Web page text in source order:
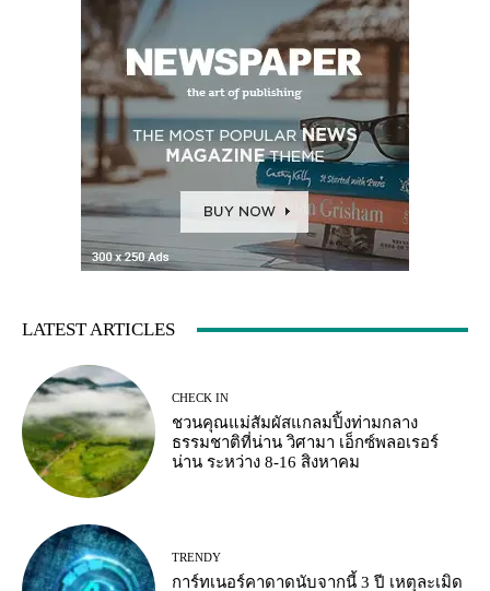
LATEST ARTICLES
CHECK IN
ชวนคุณแม่สัมผัสแกลมปิ้งท่ามกลาง
ธรรมชาติที่น่าน วิศามา เอ็กซ์พลอเรอร์
น่าน ระหว่าง 8-16 สิงหาคม
TRENDY
การ์ทเนอร์คาดาดนับจากนี้ 3 ปี เหตุละเมิด